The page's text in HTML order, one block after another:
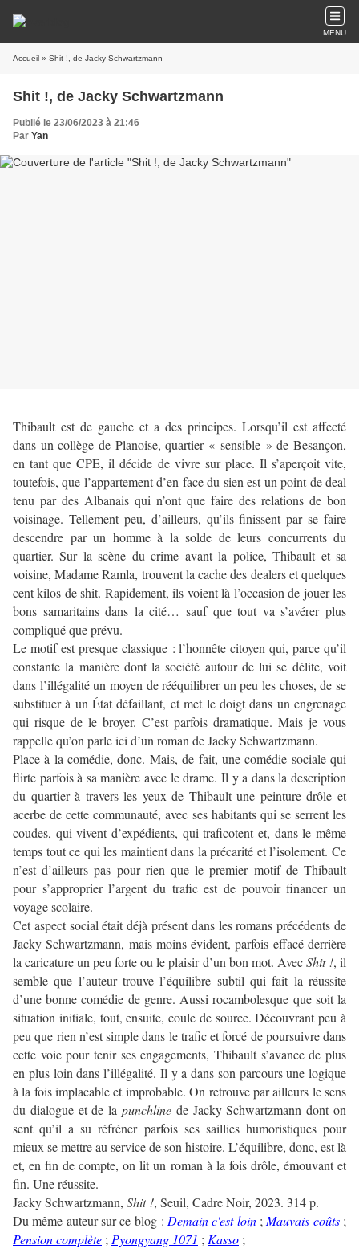
MENU
Accueil » Shit !, de Jacky Schwartzmann
Shit !, de Jacky Schwartzmann
Publié le 23/06/2023 à 21:46
Par Yan
Thibault est de gauche et a des principes. Lorsqu’il est affecté
dans un collège de Planoise, quartier « sensible » de Besançon,
en tant que CPE, il décide de vivre sur place. Il s’aperçoit vite,
toutefois, que l’appartement d’en face du sien est un point de deal
tenu par des Albanais qui n’ont que faire des relations de bon
voisinage. Tellement peu, d’ailleurs, qu’ils finissent par se faire
descendre par un homme à la solde de leurs concurrents du
quartier. Sur la scène du crime avant la police, Thibault et sa
voisine, Madame Ramla, trouvent la cache des dealers et quelques
cent kilos de shit. Rapidement, ils voient là l’occasion de jouer les
bons samaritains dans la cité… sauf que tout va s’avérer plus
compliqué que prévu.
Le motif est presque classique : l’honnête citoyen qui, parce qu’il
constante la manière dont la société autour de lui se délite, voit
dans l’illégalité un moyen de rééquilibrer un peu les choses, de se
substituer à un État défaillant, et met le doigt dans un engrenage
qui risque de le broyer. C’est parfois dramatique. Mais je vous
rappelle qu’on parle ici d’un roman de Jacky Schwartzmann.
Place à la comédie, donc. Mais, de fait, une comédie sociale qui
flirte parfois à sa manière avec le drame. Il y a dans la description
du quartier à travers les yeux de Thibault une peinture drôle et
acerbe de cette communauté, avec ses habitants qui se serrent les
coudes, qui vivent d’expédients, qui traficotent et, dans le même
temps tout ce qui les maintient dans la précarité et l’isolement. Ce
n’est d’ailleurs pas pour rien que le premier motif de Thibault
pour s’approprier l’argent du trafic est de pouvoir financer un
voyage scolaire.
Cet aspect social était déjà présent dans les romans précédents de
Jacky Schwartzmann, mais moins évident, parfois effacé derrière
la caricature un peu forte ou le plaisir d’un bon mot. AvecShit !, il
semble que l’auteur trouve l’équilibre subtil qui fait la réussite
d’une bonne comédie de genre. Aussi rocambolesque que soit la
situation initiale, tout, ensuite, coule de source. Découvrant peu à
peu que rien n’est simple dans le trafic et forcé de poursuivre dans
cette voie pour tenir ses engagements, Thibault s’avance de plus
en plus loin dans l’illégalité. Il y a dans son parcours une logique
à la fois implacable et improbable. On retrouve par ailleurs le sens
du dialogue et de la punchline de Jacky Schwartzmann dont on
sent qu’il a su réfréner parfois ses saillies humoristiques pour
mieux se mettre au service de son histoire. L’équilibre, donc, est là
et, en fin de compte, on lit un roman à la fois drôle, émouvant et
fin. Une réussite.
Jacky Schwartzmann, Shit !, Seuil, Cadre Noir, 2023. 314 p.
Du même auteur sur ce blog : Demain c'est loin; Mauvais coûts;
Pension complète ; Pyongyang 1071 ; Kasso ;